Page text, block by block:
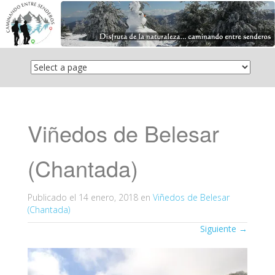
Saltar
contenido
Viñedos de Belesar
(Chantada)
Publicado el 14 enero, 2018 en Viñedos de Belesar
(Chantada)
Siguiente →